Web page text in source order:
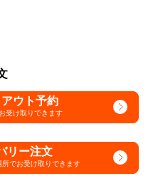
ウト予約
受け取りできます
リー注文
所でお受け取りできます